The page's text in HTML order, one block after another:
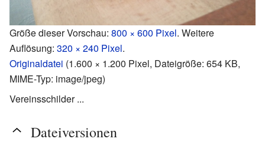
Größe dieser Vorschau: 800 × 600 Pixel. Weitere
Auflösung: 320 × 240 Pixel.
Originaldatei (1.600 × 1.200 Pixel, Dateigröße: 654 KB,
MIME-Typ: image/jpeg)
Vereinsschilder ...
Dateiversionen